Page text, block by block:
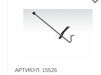
АРТИКУЛ: 15526